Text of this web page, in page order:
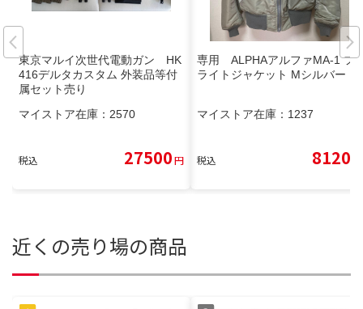
東京マルイ次世代電動ガン HK
416デルタカスタム 外装品等付
属セット売り
マイストア在庫： 2570
税込 27500円
専用 ALPHAアルファMA-1 フ
ライトジャケット Mシルバー
マイストア在庫： 1237
税込 8120
近くの売り場の商品